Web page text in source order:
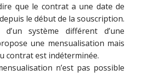
que le contrat a une date de
le début de la souscription.
système différent d’une
une mensualisation mais
contrat est indéterminée.
n’est pas possible